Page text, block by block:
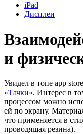
iPad
Дисплеи
и
Увидел в топе app store
«Тачки». Интерес в
процессом можно
ей по экрану.
что применяется в
проводящая резина).